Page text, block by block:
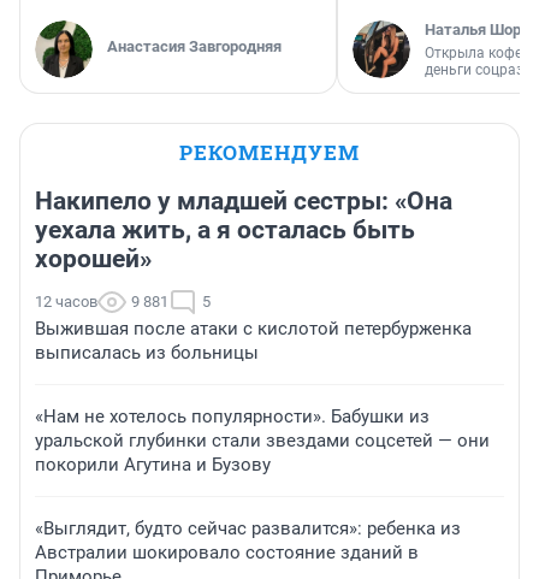
Анастасия Завгородняя
Наталья
Открыла
деньги
РЕКОМЕНДУЕМ
Накипело у младшей сестры: «Она
уехала жить, а я осталась быть
хорошей»
12 часов 9 881 5
Выжившая после атаки с кислотой петербурженка
выписалась из больницы
«Нам не хотелось популярности». Бабушки из
уральской глубинки стали звездами соцсетей — они
покорили Агутина и Бузову
«Выглядит, будто сейчас развалится»: ребенка из
Австралии шокировало состояние зданий в